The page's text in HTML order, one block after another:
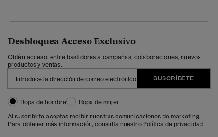
Desbloquea Acceso Exclusivo
Obtén acceso: entre bastidores a campañas, colaboraciones, nuevos
productos y ventas.
SUSCRÍBETE
Ropa de hombre
Ropa de mujer
Al suscribirte aceptas recibir nuestras comunicaciones de marketing.
Para obtener más información, consulta nuestro Política de privacidad